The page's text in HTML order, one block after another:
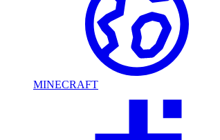
MINECRAFT